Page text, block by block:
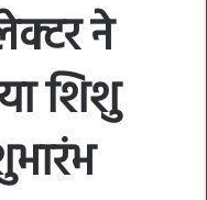
ने
शिशु